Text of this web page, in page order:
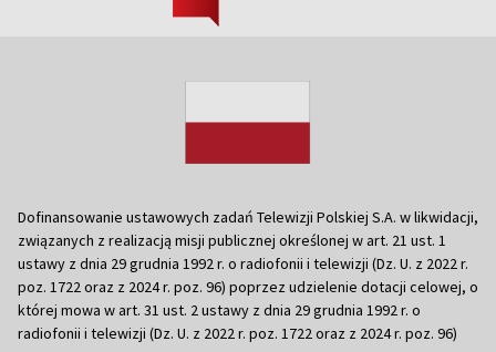
Dofinansowanie ustawowych zadań Telewizji Polskiej S.A. w likwidacji,
związanych z realizacją misji publicznej określonej w art. 21 ust. 1
ustawy z dnia 29 grudnia 1992 r. o radiofonii i telewizji (Dz. U. z 2022 r.
poz. 1722 oraz z 2024 r. poz. 96) poprzez udzielenie dotacji celowej, o
której mowa w art. 31 ust. 2 ustawy z dnia 29 grudnia 1992 r. o
radiofonii i telewizji (Dz. U. z 2022 r. poz. 1722 oraz z 2024 r. poz. 96)